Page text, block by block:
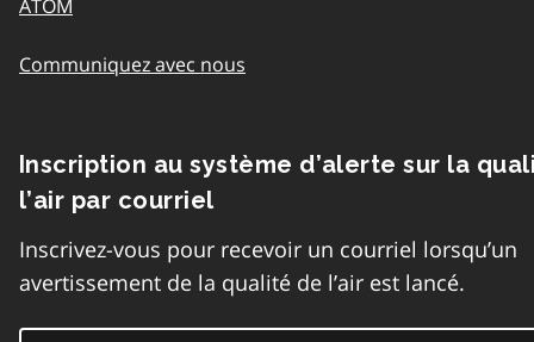
ATOM
Communiquez avec nous
Inscription au système d’alerte sur la
l’air par courriel
Inscrivez-vous pour recevoir un courriel lorsqu’un
avertissement de la qualité de l’air est lancé.